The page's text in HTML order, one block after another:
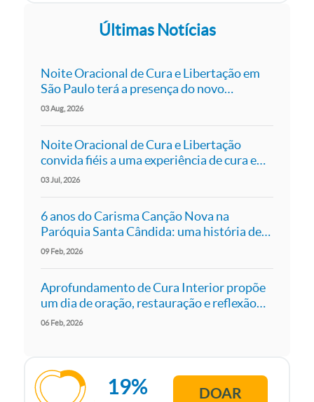
Últimas Notícias
Noite Oracional de Cura e Libertação em
São Paulo terá a presença do novo
presidente da Canção Nova, Pe. Roger Luís
03Aug 2026
Noite Oracional de Cura e Libertação
convida fiéis a uma experiência de cura e
libertação em São Paulo
03Jul 2026
6 anos do Carisma Canção Nova na
Paróquia Santa Cândida: uma história de
fé, comunhão e missão
09 Feb 2026
Aprofundamento de Cura Interior propõe
um dia de oração, restauração e reflexão
em São Paulo
06 Feb 2026
19% DOAR